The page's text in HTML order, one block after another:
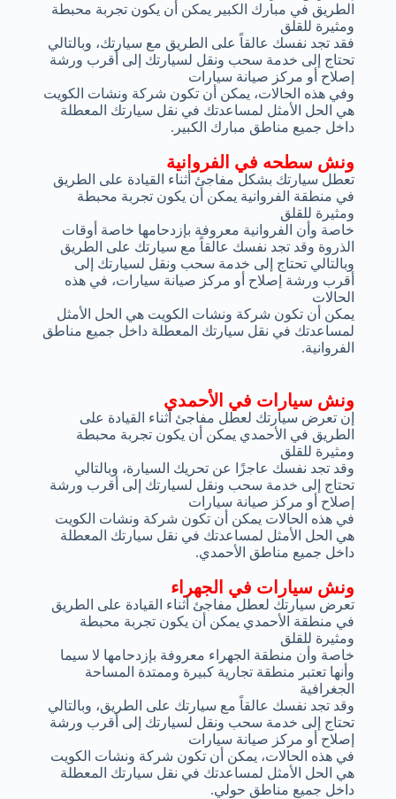
ونش سطحه في الفروانية
تعطل سيارتك بشكل مفاجئ أثناء القيادة على الطريق
في منطقة الفروانية يمكن أن يكون تجربة محبطة
ومثيرة للقلق
خاصة وأن الفروانية معروفة بإزدحامها خاصة أوقات
الذروة وقد تجد نفسك عالقاً مع سيارتك على الطريق
وبالتالي تحتاج إلى خدمة سحب ونقل لسيارتك إلى
أقرب ورشة إصلاح أو مركز صيانة سيارات، في هذه
الحالات
يمكن أن تكون شركة ونشات الكويت هي الحل الأمثل
لمساعدتك في نقل سيارتك المعطلة داخل جميع مناطق
الفروانية.
الطريق في مبارك الكبير يمكن أن يكون تجربة محبطة
ومثيرة للقلق
فقد تجد نفسك عالقاً على الطريق مع سيارتك، وبالتالي
تحتاج إلى خدمة سحب ونقل لسيارتك إلى أقرب ورشة
إصلاح أو مركز صيانة سيارات
وفي هذه الحالات، يمكن أن تكون شركة ونشات الكويت
هي الحل الأمثل لمساعدتك في نقل سيارتك المعطلة
داخل جميع مناطق مبارك الكبير.
ونش سيارات في الجهراء
تعرض سيارتك لعطل مفاجئ أثناء القيادة على الطريق
في منطقة الأحمدي يمكن أن يكون تجربة محبطة
ومثيرة للقلق
خاصة وأن منطقة الجهراء معروفة بإزدحامها لا سيما
وأنها تعتبر منطقة تجارية كبيرة وممتدة المساحة
الجغرافية
وقد تجد نفسك عالقاً مع سيارتك على الطريق، وبالتالي
تحتاج إلى خدمة سحب ونقل لسيارتك إلى أقرب ورشة
إصلاح أو مركز صيانة سيارات
في هذه الحالات، يمكن أن تكون شركة ونشات الكويت
هي الحل الأمثل لمساعدتك في نقل سيارتك المعطلة
داخل جميع مناطق حولي.
ونش سيارات في الأحمدي
إن تعرض سيارتك لعطل مفاجئ أثناء القيادة على
الطريق في الأحمدي يمكن أن يكون تجربة محبطة
ومثيرة للقلق
وقد تجد نفسك عاجزًا عن تحريك السيارة، وبالتالي
تحتاج إلى خدمة سحب ونقل لسيارتك إلى أقرب ورشة
إصلاح أو مركز صيانة سيارات
في هذه الحالات يمكن أن تكون شركة ونشات الكويت
هي الحل الأمثل لمساعدتك في نقل سيارتك المعطلة
داخل جميع مناطق الأحمدي.